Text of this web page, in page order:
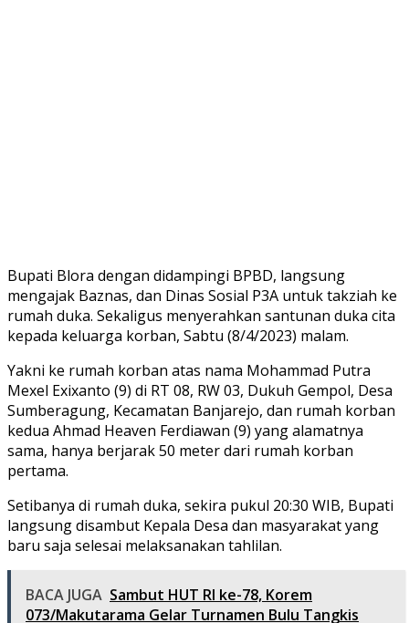
Bupati Blora dengan didampingi BPBD, langsung
mengajak Baznas, dan Dinas Sosial P3A untuk takziah ke
rumah duka. Sekaligus menyerahkan santunan duka cita
kepada keluarga korban, Sabtu (8/4/2023) malam.
Yakni ke rumah korban atas nama Mohammad Putra
Mexel Exixanto (9) di RT 08, RW 03, Dukuh Gempol, Desa
Sumberagung, Kecamatan Banjarejo, dan rumah korban
kedua Ahmad Heaven Ferdiawan (9) yang alamatnya
sama, hanya berjarak 50 meter dari rumah korban
pertama.
Setibanya di rumah duka, sekira pukul 20:30 WIB, Bupati
langsung disambut Kepala Desa dan masyarakat yang
baru saja selesai melaksanakan tahlilan.
BACA JUGA Sambut HUT RI ke-78, Korem
073/Makutarama Gelar Turnamen Bulu Tangkis